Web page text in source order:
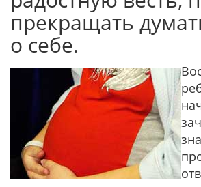
прекращать
о себе.